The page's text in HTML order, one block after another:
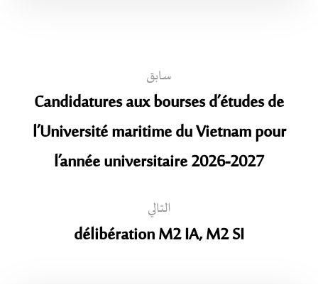
سابق
Candidatures aux bourses d’études de
l’Université maritime du Vietnam pour
l’année universitaire 2026-2027
التالي
délibération M2 IA, M2 SI